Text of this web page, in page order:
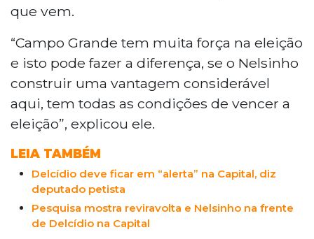
que vem.
“Campo Grande tem muita força na eleição
e isto pode fazer a diferença, se o Nelsinho
construir uma vantagem considerável
aqui, tem todas as condições de vencer a
eleição”, explicou ele.
LEIA TAMBÉM
Delcídio deve ficar em “alerta” na Capital, diz
deputado petista
Pesquisa mostra reviravolta e Nelsinho na frente
de Delcídio na Capital